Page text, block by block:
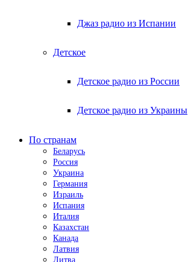
Джаз радио из Испании
Детское
Детское радио из России
Детское радио из Украины
По странам
Беларусь
Россия
Украина
Германия
Израиль
Испания
Италия
Казахстан
Канада
Латвия
Литва